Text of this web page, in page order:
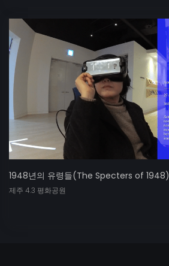
1948년의 유령들(The Specters of 1948)
제주 4.3 평화공원